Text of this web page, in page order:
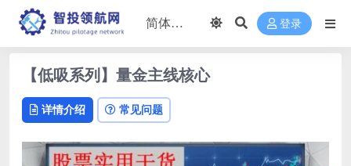
登录
【低吸系列】量金主线核心
详情介绍 常见问题